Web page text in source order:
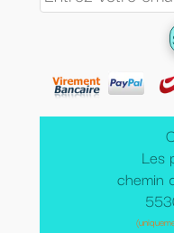
Les
chemin